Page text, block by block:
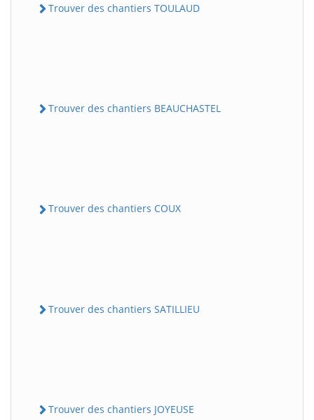
Trouver des chantiers TOULAUD
Trouver des chantiers BEAUCHASTEL
Trouver des chantiers COUX
Trouver des chantiers SATILLIEU
Trouver des chantiers JOYEUSE